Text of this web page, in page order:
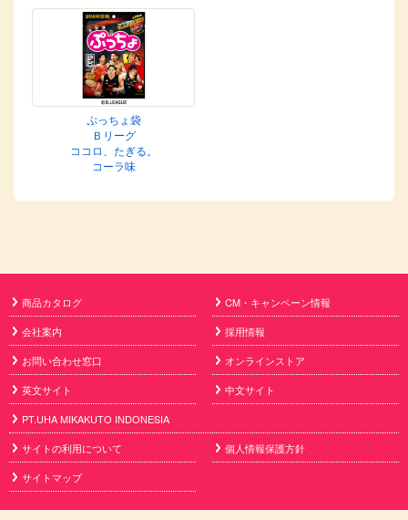
ぷっちょ袋
Ｂリーグ
ココロ、たぎる。
コーラ味
商品カタログ
CM・キャンペーン情報
会社案内
採用情報
お問い合わせ窓口
オンラインストア
英文サイト
中文サイト
PT.UHA MIKAKUTO INDONESIA
サイトの利用について
個人情報保護方針
サイトマップ